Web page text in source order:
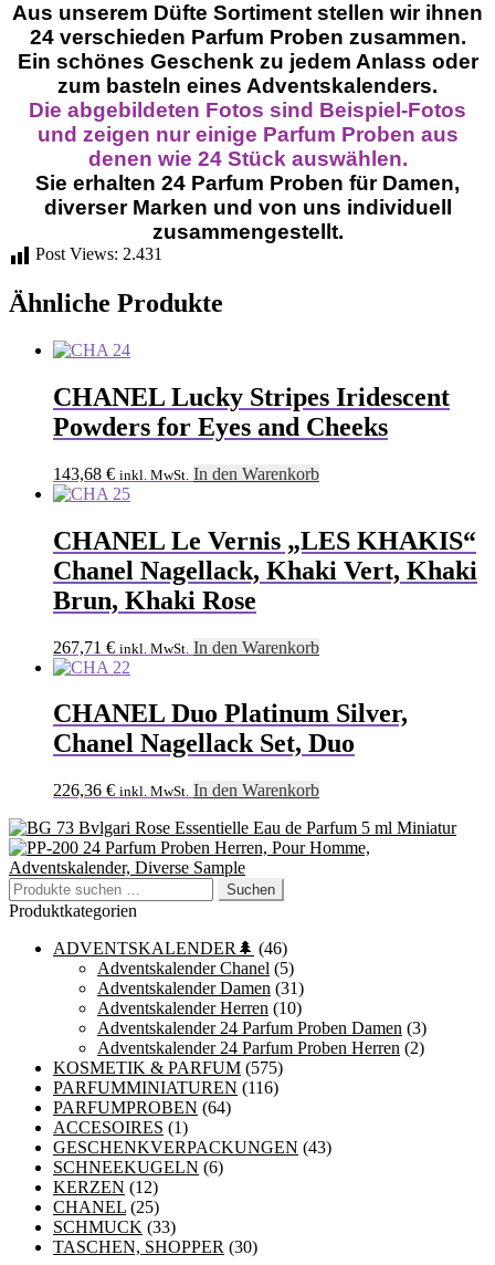
Aus unserem Düfte Sortiment stellen wir ihnen
24 verschieden Parfum Proben zusammen.
Ein schönes Geschenk zu jedem Anlass oder
zum basteln eines Adventskalenders.
Die abgebildeten Fotos sind Beispiel-Fotos
und zeigen nur einige Parfum Proben aus
denen wie 24 Stück auswählen.
Sie erhalten 24 Parfum Proben für Damen,
diverser Marken und von uns individuell
zusammengestellt.
Post Views: 2.431
Ähnliche Produkte
CHANEL Lucky Stripes Iridescent
Powders for Eyes and Cheeks
143,68 € inkl. MwSt. In den Warenkorb
CHANEL Le Vernis „LES KHAKIS“
Chanel Nagellack, Khaki Vert, Khaki
Brun, Khaki Rose
267,71 € inkl. MwSt. In den Warenkorb
CHANEL Duo Platinum Silver,
Chanel Nagellack Set, Duo
226,36 € inkl. MwSt. In den Warenkorb
Bvlgari Rose Essentielle Eau de Parfum 5 ml Miniatur
24 Parfum Proben Herren, Pour Homme,
Adventskalender, Diverse Sample
Suchen
nach:
Suchen
Produktkategorien
ADVENTSKALENDER🌲 (46)
Adventskalender Chanel (5)
Adventskalender Damen (31)
Adventskalender Herren (10)
Adventskalender 24 Parfum Proben Damen (3)
Adventskalender 24 Parfum Proben Herren (2)
KOSMETIK & PARFUM (575)
PARFUMMINIATUREN (116)
PARFUMPROBEN (64)
ACCESOIRES (1)
GESCHENKVERPACKUNGEN (43)
SCHNEEKUGELN (6)
KERZEN (12)
CHANEL (25)
SCHMUCK (33)
TASCHEN, SHOPPER (30)